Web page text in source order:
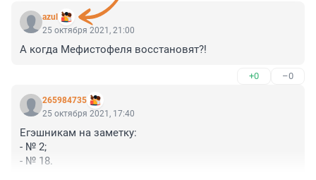
azul
25 октября 2021, 21:00
А когда Мефистофеля восстановят?!
+0 –0
265984735
25 октября 2021, 17:40
Егэшникам на заметку:
- № 2;
- № 18.